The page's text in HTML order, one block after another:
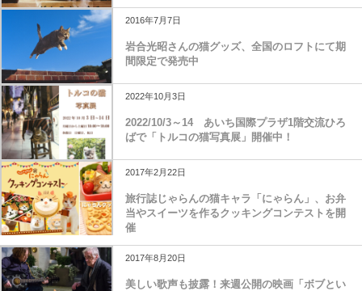
2016年7月7日
岩合光昭さんの猫グッズ、全国のロフトにて期
間限定で発売中
2022年10月3日
2022/10/3～14 あいち国際プラザ1階交流ひろ
ばで「トルコの猫写真展」開催中！
2017年2月22日
旅行誌じゃらんの猫キャラ「にゃらん」、お弁
当やスイーツを作るクッキングコンテストを開
催
2017年8月20日
美しい歌声も披露！来週公開の映画「ボブとい